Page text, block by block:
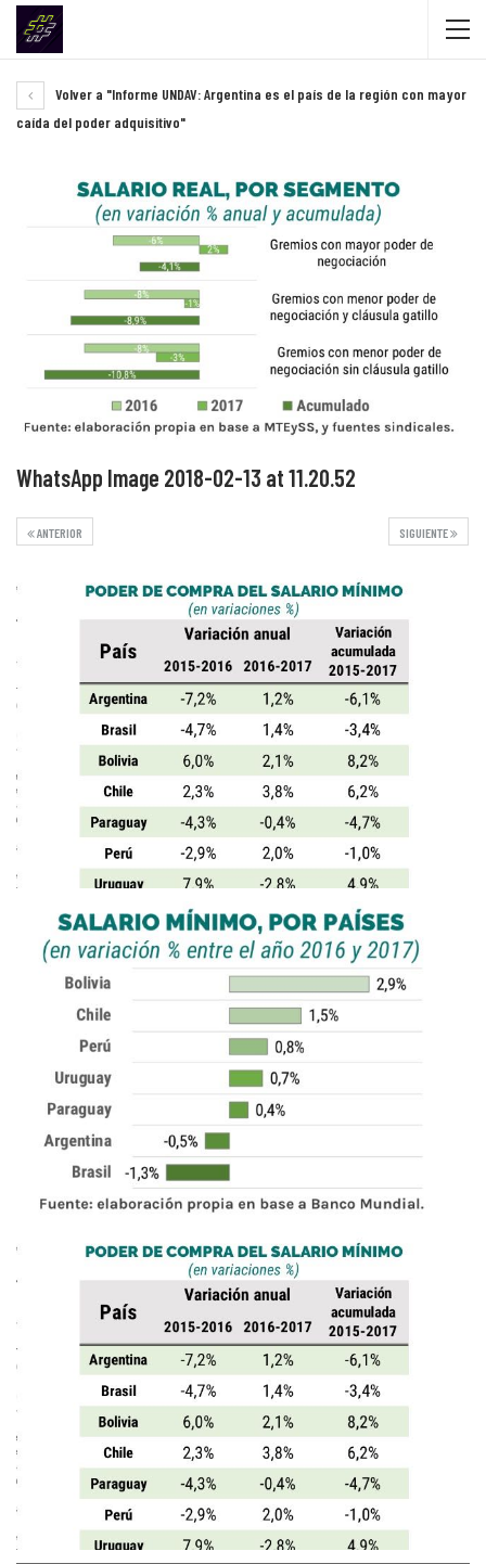
Volver a "Informe UNDAV: Argentina es el país de la región con mayor
caída del poder adquisitivo"
WhatsApp Image 2018-02-13 at 11.20.52
SIGUIENTE
ANTERIOR